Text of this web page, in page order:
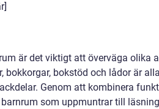
är det viktigt att överväga olika
bokkorgar, bokstöd och lådor är
Genom att kombinera
som uppmuntrar till